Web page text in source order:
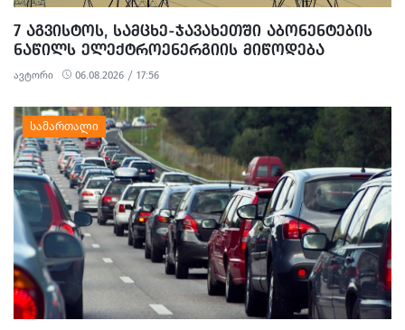
7 ᲐᲒᲕᲘᲡᲢᲝᲡ, ᲡᲐᲛᲪᲮᲔ-ᲯᲐᲕᲐᲮᲔᲗᲨᲘ ᲐᲑᲝᲜᲔᲜᲢᲔᲑᲘᲡ
ᲜᲐᲬᲘᲚᲡ ᲔᲚᲔᲥᲢᲠᲝᲔᲜᲔᲠᲒᲘᲘᲡ ᲛᲘᲬᲝᲓᲔᲑᲐ
ᲨᲔᲔᲖᲦᲣᲓᲔᲑᲐ
ავტორი 06.08.2026 / 17:56